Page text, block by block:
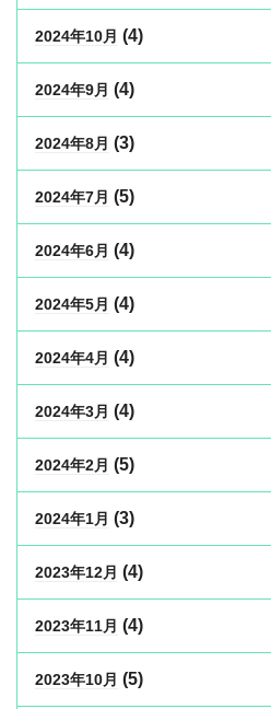
2024年10月 (4)
2024年9月 (4)
2024年8月 (3)
2024年7月 (5)
2024年6月 (4)
2024年5月 (4)
2024年4月 (4)
2024年3月 (4)
2024年2月 (5)
2024年1月 (3)
2023年12月 (4)
2023年11月 (4)
2023年10月 (5)